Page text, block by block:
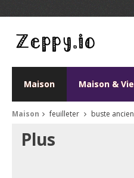
Maison Maison & Vie
Maison feuilleter buste ancien
Plus